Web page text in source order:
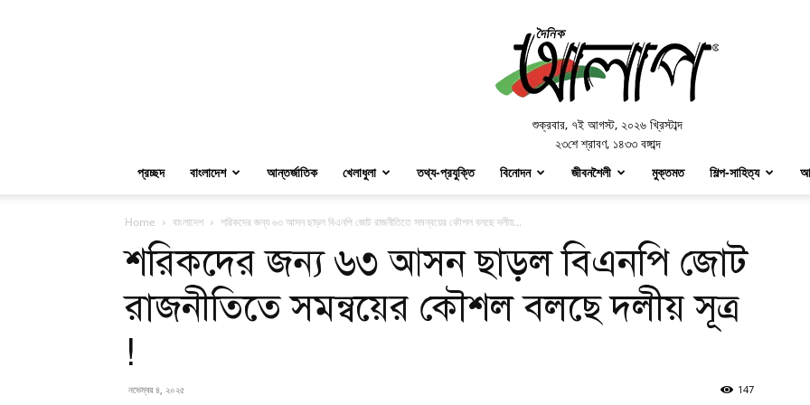
Alap
শুক্রবার, ৭ই আগস্ট, ২০২৬ খ্রিস্টাব্দ
২৩শে শ্রাবণ, ১৪৩৩ বঙ্গাব্দ
প্রচ্ছদ
বাংলাদেশ আন্তর্জাতিক খেলাধুলা তথ্য-প্রযুক্তি বিনোদন জীবনশৈলী মুক্তমত শিল্প-সাহিত্য
Home বাংলাদেশ শরিকদের জন্য ৬৩ আসন ছাড়ল বিএনপি জোট রাজনীতিতে সমন্বয়ের কৌশল বলছে দলীয়...
শরিকদের জন্য ৬৩ আসন ছাড়ল বিএনপি জোট
রাজনীতিতে সমন্বয়ের কৌশল বলছে দলীয় সূত্র
!
নভেম্বর ৪, ২০২৫ 147